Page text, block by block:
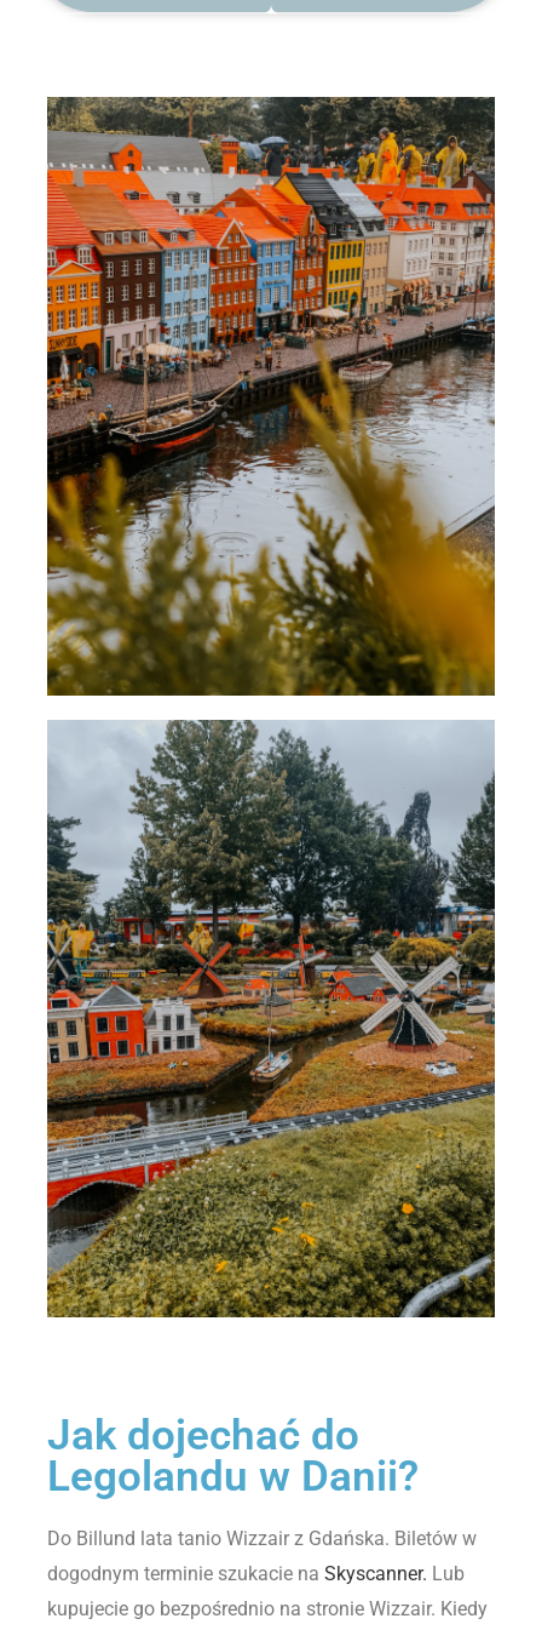
Jak dojechać do
Legolandu w Danii?
Do Billund lata tanio Wizzair z Gdańska. Biletów w
dogodnym terminie szukacie na Skyscanner. Lub
kupujecie go bezpośrednio na stronie Wizzair. Kiedy